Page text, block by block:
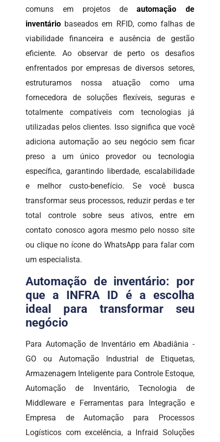
comuns em projetos deautomação de
inventário baseados em RFID, como falhas de
viabilidade financeira e ausência de gestão
eficiente. Ao observar de perto os desafios
enfrentados por empresas de diversos setores,
estruturamos nossa atuação como uma
fornecedora de soluções flexíveis, seguras e
totalmente compatíveis com tecnologias já
utilizadas pelos clientes. Isso significa que você
adiciona automação ao seu negócio sem ficar
preso a um único provedor ou tecnologia
específica, garantindo liberdade, escalabilidade
e melhor custo-benefício. Se você busca
transformar seus processos, reduzir perdas e ter
total controle sobre seus ativos, entre em
contato conosco agora mesmo pelo nosso site
ou clique no ícone do WhatsApp para falar com
um especialista.
Automação de inventário: por
que a INFRA ID é a escolha
ideal para transformar seu
negócio
Para Automação de Inventário em Abadiânia -
GO ou Automação Industrial de Etiquetas,
Armazenagem Inteligente para Controle Estoque,
Automação de Inventário, Tecnologia de
Middleware e Ferramentas para Integração e
Empresa de Automação para Processos
Logísticos com excelência, a Infraid Soluções